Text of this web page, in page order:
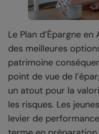
Le Plan d’Épargne
des meilleures
patrimoine
point de vue de
un atout pour la
les risques. Les
levier de